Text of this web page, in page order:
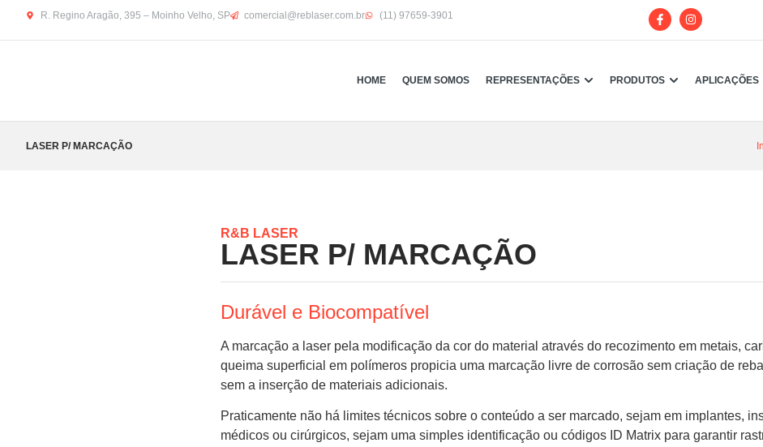
R. Regino Aragão, 395 – Moinho Velho, SP comercial@reblaser.com.br (11) 97659-3901
HOME QUEM SOMOS REPRESENTAÇÕES PRODUTOS APLICAÇÕES
LASER P/ MARCAÇÃO
R&B LASER
LASER P/ MARCAÇÃO
Durável e Biocompatível
A marcação a laser pela modificação da cor do material através do recozimento em metais,
queima superficial em polímeros propicia uma marcação livre de corrosão sem criação de
sem a inserção de materiais adicionais.
Praticamente não há limites técnicos sobre o conteúdo a ser marcado, sejam em implantes,
médicos ou cirúrgicos, sejam uma simples identificação ou códigos ID Matrix para garantir